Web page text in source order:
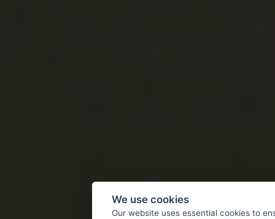
We use cookies
Our website uses essential cookies to